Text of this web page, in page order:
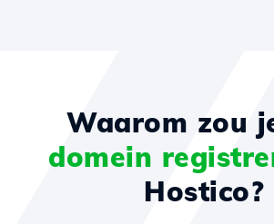
Waarom zou
domein
Hostico?